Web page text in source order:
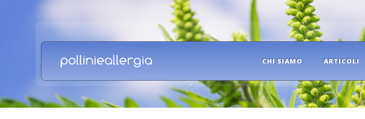
CHI SIAMO ARTICOLI